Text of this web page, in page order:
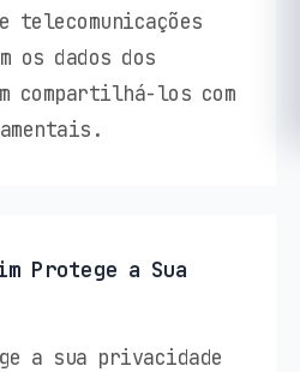
telecomunicações
os dados dos
compartilhá-los com
Protege a Sua
a sua privacidade